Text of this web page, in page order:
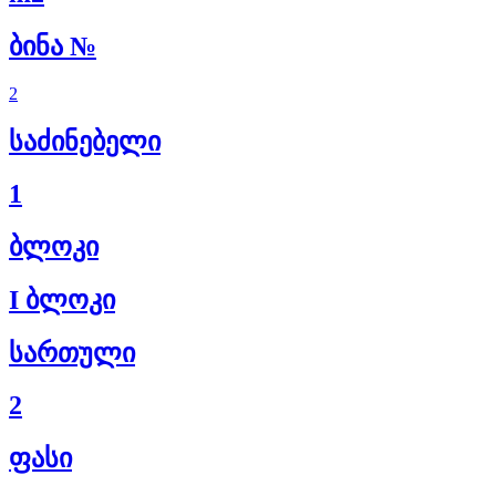
ბინა №
2
საძინებელი
1
ბლოკი
I ბლოკი
სართული
2
ფასი